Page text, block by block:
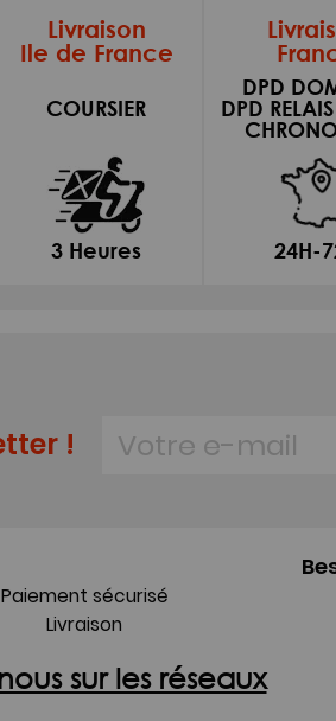
Livraison
Ile de France
COURSIER
3 Heures
DPD
DPD
24H-
!
Paiement sécurisé
Livraison
sur les réseaux